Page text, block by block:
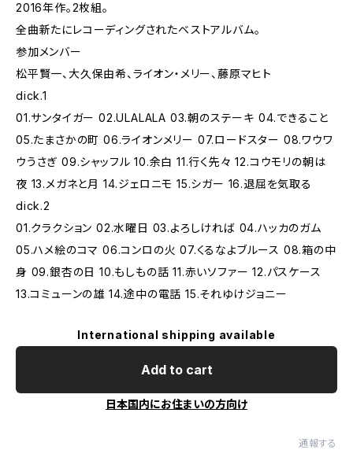
2016年作。2枚組。
全曲新たにレコーディングされたベストアルバム。
参加メンバー
松平賢一、大久保由希、ライオン・メリー、藤原マヒト
dick.1
01.サンタイガー 02.ULALALA 03.朝のステーキ 04.できること
05.たまさかの町 06.ライオンメリー 07.ロードスター 08.ワウワ
ウうさぎ 09.シャッフル 10.余白 11.行く先々 12.コウモリの朝は
夜 13.メガネと月 14.ジェロニモ 15.シガー 16.退屈を気取る
dick.2
01.クラクション 02.水曜日 03.よろしければ 04.ハッカのガム
05.ハメ絵のコマ 06.コンロの火 07.くるなよブルース 08.箱の中
身 09.銀杏の日 10.もしもの話 11.赤いソファー 12.パスケース
13.コミューンの雄 14.途中の電話 15.それゆけジョニー
International shipping available
Add to cart
日本国内にお住まいの方向け
通報する